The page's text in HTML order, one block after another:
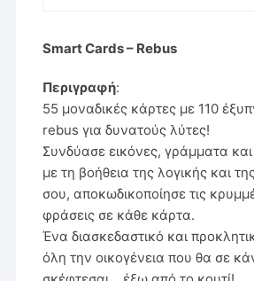
Smart Cards – Rebus
Περιγραφή:
55 μοναδικές κάρτες με 110
rebus για δυνατούς λύτες!
Συνδύασε εικόνες, γράμματα
με τη βοήθεια της λογικής και
σου, αποκωδικοποίησε τις
φράσεις σε κάθε κάρτα.
Ένα διασκεδαστικό και
όλη την οικογένεια που θα σε